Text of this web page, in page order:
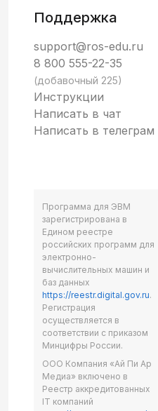
Поддержка
support@ros-edu.ru
8 800 555-22-35
(добавочный 225)
Инструкции
Написать в чат
Написать в телеграм
Программа для ЭВМ
зарегистрирована в
Едином реестре
российских программ для
электронно-
вычислительных машин и
баз данных
https://reestr.digital.gov.ru.
Регистрация
осуществляется в
соответствии с приказом
Минцифры России.
ООО Компания «Ай Пи Ар
Медиа» включено в
Реестр аккредитованных
IT компаний